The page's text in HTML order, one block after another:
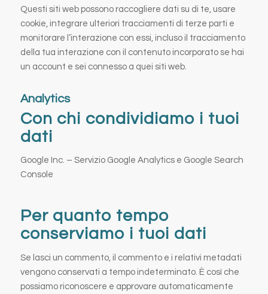
Questi siti web possono raccogliere dati su di te, usare
cookie, integrare ulteriori tracciamenti di terze parti e
monitorare l’interazione con essi, incluso il tracciamento
della tua interazione con il contenuto incorporato se hai
un account e sei connesso a quei siti web.
Analytics
Con chi condividiamo i tuoi
dati
Google Inc. – Servizio Google Analytics e Google Search
Console
Per quanto tempo
conserviamo i tuoi dati
Se lasci un commento, il commento e i relativi metadati
vengono conservati a tempo indeterminato. È così che
possiamo riconoscere e approvare automaticamente